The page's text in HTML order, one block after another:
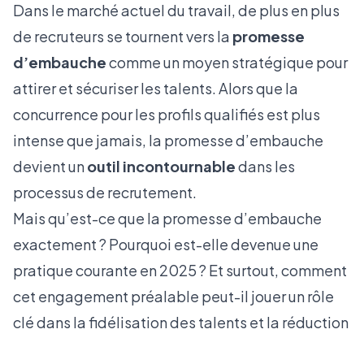
Dans le marché actuel du travail, de plus en plus
de recruteurs se tournent vers la promesse
d’embauchecomme un moyen stratégique pour
attirer et sécuriser les talents. Alors que la
concurrence pour les profils qualifiés est plus
intense que jamais, la promesse d’embauche
devient unoutil incontournabledans les
processus de recrutement.
Mais qu’est-ce que la promesse d’embauche
exactement ? Pourquoi est-elle devenue une
pratique courante en 2025 ? Et surtout, comment
cet engagement préalable peut-il jouer un rôle
clé dans la fidélisation des talents et la réduction